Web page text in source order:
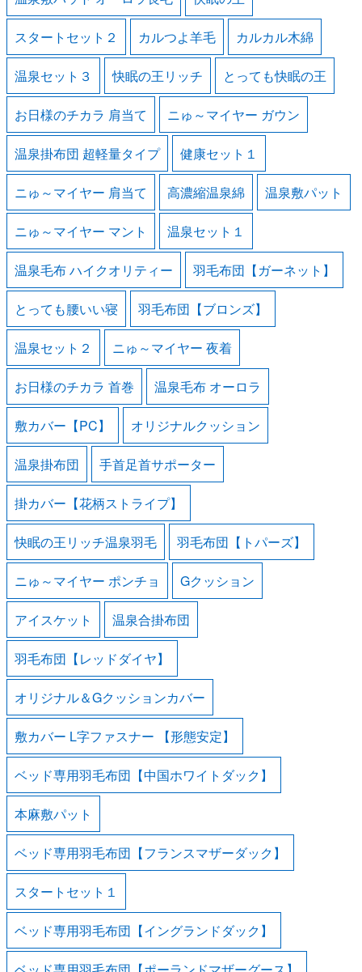
スタートセット２ カルつよ羊毛 カルカル木綿
温泉セット３ 快眠の王リッチ とっても快眠の王
お日様のチカラ 肩当て ニゅ～マイヤー ガウン
温泉掛布団 超軽量タイプ 健康セット１
ニゅ～マイヤー 肩当て 高濃縮温泉綿 温泉敷パット
ニゅ～マイヤー マント 温泉セット１
温泉毛布 ハイクオリティー 羽毛布団【ガーネット】
とっても腰いい寝 羽毛布団【ブロンズ】
温泉セット２ ニゅ～マイヤー 夜着
お日様のチカラ 首巻 温泉毛布 オーロラ
敷カバー【PC】 オリジナルクッション
温泉掛布団 手首足首サポーター
掛カバー【花柄ストライプ】
快眠の王リッチ温泉羽毛 羽毛布団【トパーズ】
ニゅ～マイヤー ポンチョ Gクッション
アイスケット 温泉合掛布団
羽毛布団【レッドダイヤ】
オリジナル＆Gクッションカバー
敷カバー L字ファスナー 【形態安定】
ベッド専用羽毛布団【中国ホワイトダック】
本麻敷パット
ベッド専用羽毛布団【フランスマザーダック】
スタートセット１
ベッド専用羽毛布団【イングランドダック】